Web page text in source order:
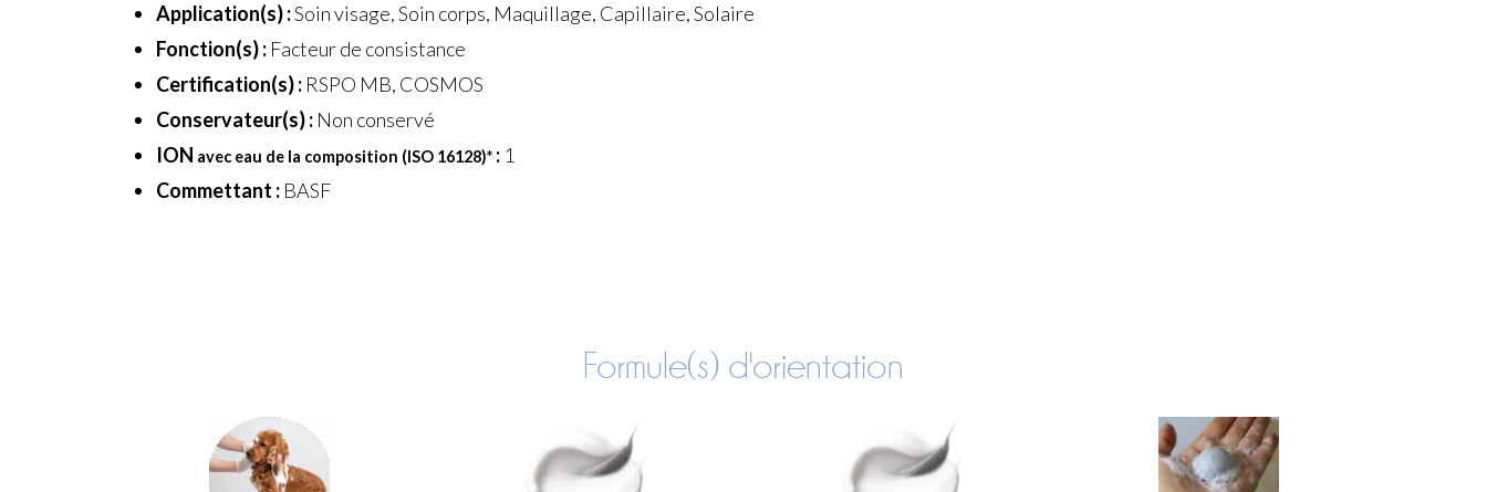
Application(s) :Soin visage, Soin corps, Maquillage, Capillaire, Solaire
Fonction(s) :Facteur de consistance
Certification(s) :RSPO MB, COSMOS
Conservateur(s) :Non conservé
ION avec eau de la composition (ISO 16128)*:1
Commettant :BASF
Formule(s) d'orientation